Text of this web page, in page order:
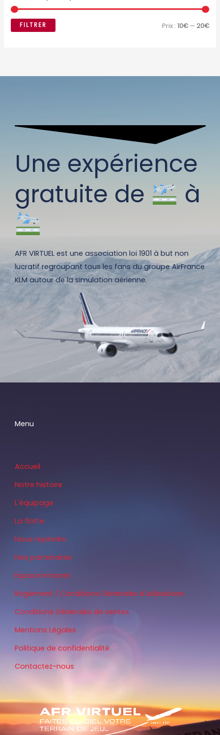
FILTRER Prix : 10€—20€
Une expérience
gratuite de
à
AFR VIRTUEL est une association loi 1901 à but non
lucratif regroupant tous les fans du groupe AirFrance
KLM autour de la simulation aérienne.
Menu
Accueil
Notre histoire
L'équipage
La flotte
Nous rejoindre
Nos partenaires
Espace Intranet
Règlement / Conditions Générales d'utilisations
Conditions Générales de ventes
Mentions Légales
Politique de confidentialité
Contactez-nous